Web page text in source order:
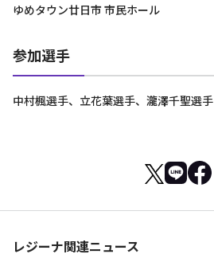
ゆめタウン廿日市 市民ホール
参加選手
中村楓選手、立花葉選手、瀧澤千聖選手
レジーナ関連ニュース